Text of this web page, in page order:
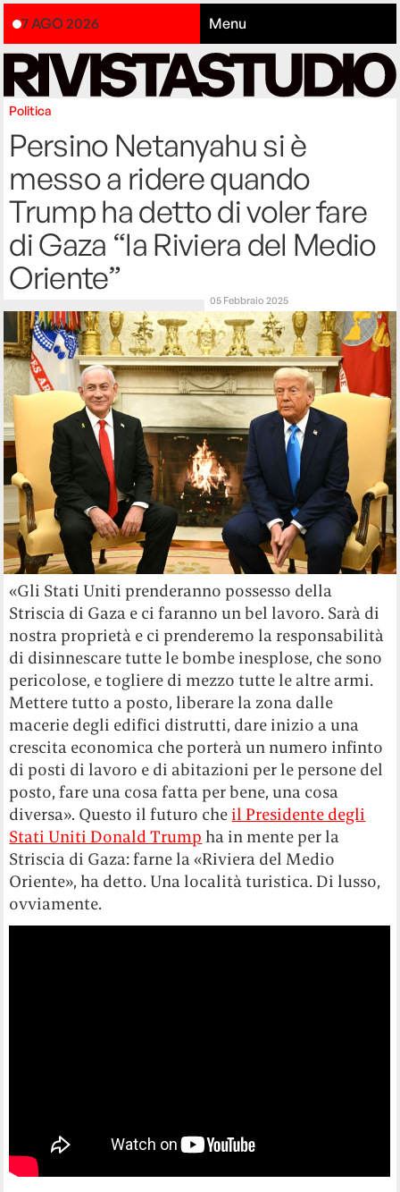
7 AGO 2026 Menu
Politica
Persino Netanyahu si è
messo a ridere quando
Trump ha detto di voler fare
di Gaza “la Riviera del Medio
Oriente”
05 Febbraio 2025
«Gli Stati Uniti prenderanno possesso della
Striscia di Gaza e ci faranno un bel lavoro. Sarà di
nostra proprietà e ci prenderemo la responsabilità
di disinnescare tutte le bombe inesplose, che sono
pericolose, e togliere di mezzo tutte le altre armi.
Mettere tutto a posto, liberare la zona dalle
macerie degli edifici distrutti, dare inizio a una
crescita economica che porterà un numero infinto
di posti di lavoro e di abitazioni per le persone del
posto, fare una cosa fatta per bene, una cosa
diversa». Questo il futuro che il Presidente degli
Stati Uniti Donald Trump ha in mente per la
Striscia di Gaza: farne la «Riviera del Medio
Oriente», ha detto. Una località turistica. Di lusso,
ovviamente.